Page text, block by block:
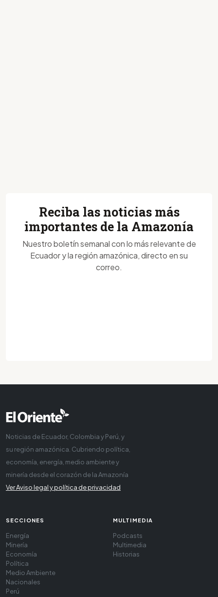
Reciba las noticias más
importantes de la Amazonía
Nuestro boletín semanal con lo más relevante de
Ecuador y la región amazónica, directo en su
correo.
Noticias de Ecuador, Colombia y Perú, y
su región amazónica. Cubriendo política,
economía, energía, medio ambiente y
minería desde el corazón de la Amazonía
Ver Aviso legal y política de privacidad
SECCIONES
Energía
Minería
Economía
Política
Medio Ambiente
Nacionales
Perú
MULTIMEDIA
Podcasts
Multimedia
Historias